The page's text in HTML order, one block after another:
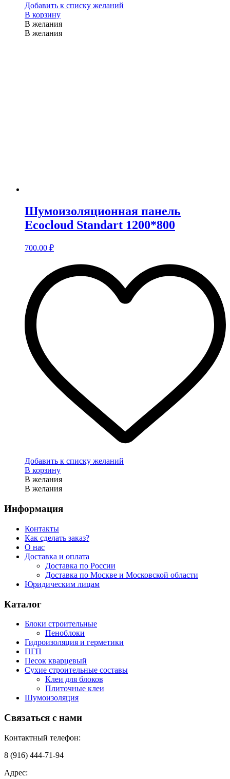
Добавить к списку желаний
В корзину
В желания
В желания
Шумоизоляционная панель
Ecocloud Standart 1200*800
700.00 ₽
Добавить к списку желаний
В корзину
В желания
В желания
Информация
Контакты
Как сделать заказ?
О нас
Доставка и оплата
Доставка по России
Доставка по Москве и Московской области
Юридическим лицам
Каталог
Блоки строительные
Пеноблоки
Гидроизоляция и герметики
ПГП
Песок кварцевый
Сухие строительные составы
Клеи для блоков
Плиточные клеи
Шумоизоляция
Связаться с нами
Контактный телефон:
8 (916) 444-71-94
Адрес: